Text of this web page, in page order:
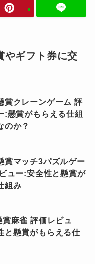
やギフト券に交
賞クレーンゲーム 評
:懸賞がもらえる仕組
のか？
賞マッチ3パズルゲー
ュー:安全性と懸賞が
組み
麻雀 評価レビュ
と懸賞がもらえる仕